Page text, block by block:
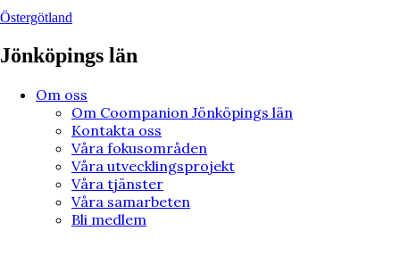
Östergötland
Jönköpings län
Om oss
Om Coompanion Jönköpings län
Kontakta oss
Våra fokusområden
Våra utvecklingsprojekt
Våra tjänster
Våra samarbeten
Bli medlem